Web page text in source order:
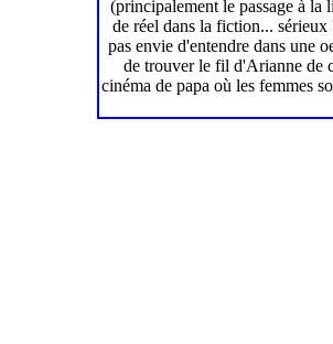
(principalement le passage à
de réel dans la fiction... sérieux
pas envie d'entendre dans une
de trouver le fil d'Arianne de
cinéma de papa où les femmes